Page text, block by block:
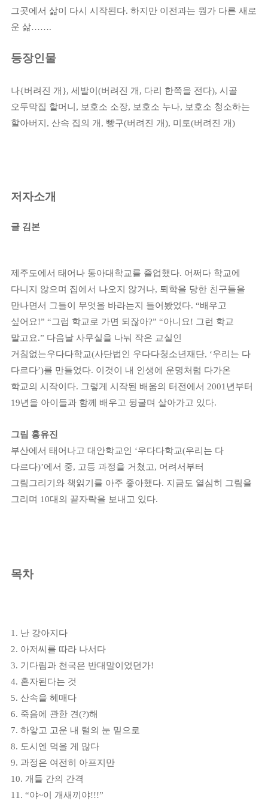
그곳에서 삶이 다시 시작된다. 하지만 이전과는 뭔가 다른 새로
운 삶…….
등장인물
나{버려진 개}, 세발이(버려진 개, 다리 한쪽을 전다), 시골
오두막집 할머니, 보호소 소장, 보호소 누나, 보호소 청소하는
할아버지, 산속 집의 개, 빵구(버려진 개), 미토(버려진 개)
저자소개
글 김본
제주도에서 태어나 동아대학교를 졸업했다. 어쩌다 학교에
다니지 않으며 집에서 나오지 않거나, 퇴학을 당한 친구들을
만나면서 그들이 무엇을 바라는지 들어봤었다. “배우고
싶어요!” “그럼 학교로 가면 되잖아?” “아니요! 그런 학교
말고요.” 다음날 사무실을 나눠 작은 교실인
거침없는우다다학교(사단법인 우다다청소년재단, ‘우리는 다
다르다’)를 만들었다. 이것이 내 인생에 운명처럼 다가온
학교의 시작이다. 그렇게 시작된 배움의 터전에서 2001 년부터
19년을 아이들과 함께 배우고 뒹굴며 살아가고 있다.
그림 홍유진
부산에서 태어나고 대안학교인 ‘우다다학교(우리는 다
다르다)’에서 중, 고등 과정을 거쳤고, 어려서부터
그림그리기와 책읽기를 아주 좋아했다. 지금도 열심히 그림을
그리며 10대의 끝자락을 보내고 있다.
목차
1. 난 강아지다
2. 아저씨를 따라 나서다
3. 기다림과 천국은 반대말이었던가!
4. 혼자된다는 것
5. 산속을 헤매다
6. 죽음에 관한 견(?)해
7. 하얗고 고운 내 털의 눈 밑으로
8. 도시엔 먹을 게 많다
9. 과정은 여전히 아프지만
10. 개들 간의 간격
11. “야~이 개새끼야!!!”